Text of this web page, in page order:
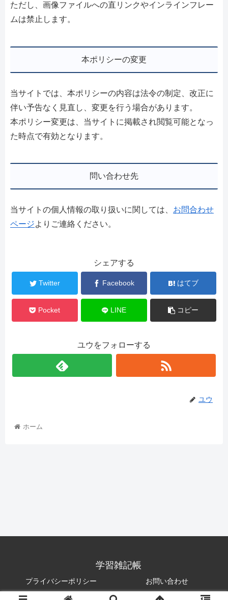
ただし、画像ファイルへの直リンクやインラインフレー
ムは禁止します。
本ポリシーの変更
当サイトでは、本ポリシーの内容は法令の制定、改正に
伴い予告なく見直し、変更を行う場合があります。
本ポリシー変更は、当サイトに掲載され閲覧可能となっ
た時点で有効となります。
問い合わせ先
当サイトの個人情報の取り扱いに関しては、 お問合わせ
ページよりご連絡ください。
シェアする
Twitter Facebook はてブ
Pocket LINE コピー
ユウをフォローする
ユウ
ホーム
学習雑記帳
プライバシーポリシー お問い合わせ